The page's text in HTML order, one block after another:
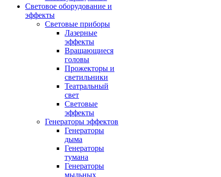
Световое оборудование и
эффекты
Световые приборы
Лазерные
эффекты
Вращающиеся
головы
Прожекторы и
светильники
Театральный
свет
Световые
эффекты
Генераторы эффектов
Генераторы
дыма
Генераторы
тумана
Генераторы
мыльных